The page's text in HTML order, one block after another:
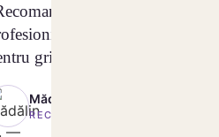
cu încredere cel mai
doctor. Mulțumesc
grija și rezultatele
Mădălin G.
RECOMANDARE